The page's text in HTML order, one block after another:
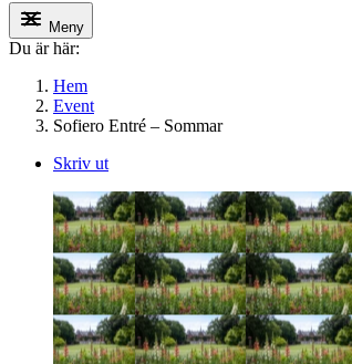
Meny
Du är här:
Hem
Event
Sofiero Entré – Sommar
Skriv ut